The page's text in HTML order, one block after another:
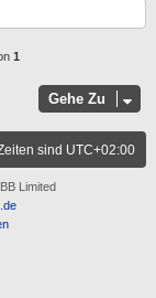
1
Gehe Zu
sind UTC+02:00
Limited